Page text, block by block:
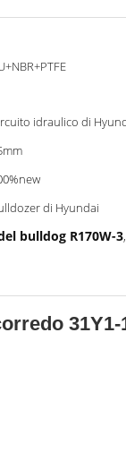
idraulico di
di Hyundai
bulldog R170W-3,
31Y1-